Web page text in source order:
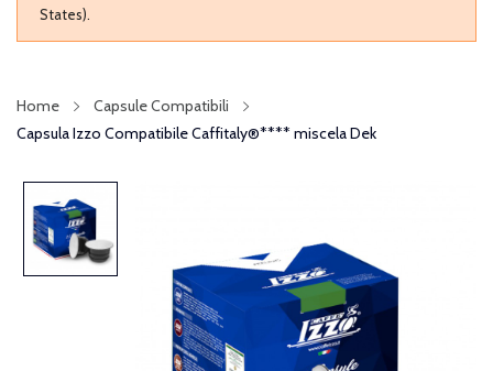
States).
Home
Capsule Compatibili
Capsula Izzo Compatibile Caffitaly®**** miscela Dek